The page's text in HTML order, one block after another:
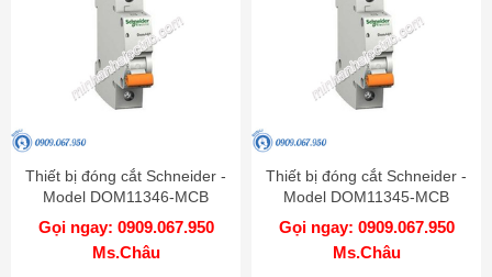
Thiết bị đóng cắt Schneider -
Model DOM11346-MCB
Gọi ngay: 0909.067.950
Ms.Châu
Thiết bị đóng cắt Schneider -
Model DOM11345-MCB
Gọi ngay: 0909.067.950
Ms.Châu